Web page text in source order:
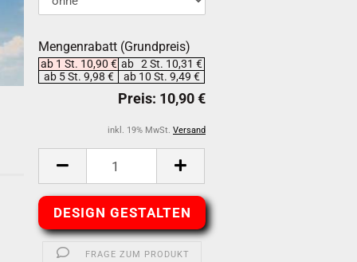
Mengenrabatt (Grundpreis)
ab 1 St. 10,90 € ab 2 St. 10,31 €
ab 5 St. 9,98 €
ab 10 St. 9,49 €
inkl. 19% MwSt. Versand
DESIGN GESTALTEN
FRAGE ZUM PRODUKT